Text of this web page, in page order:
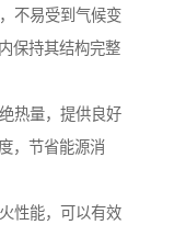
不易受到气候变
保持其结构完整
热量，提供良好
，节省能源消
性能，可以有效